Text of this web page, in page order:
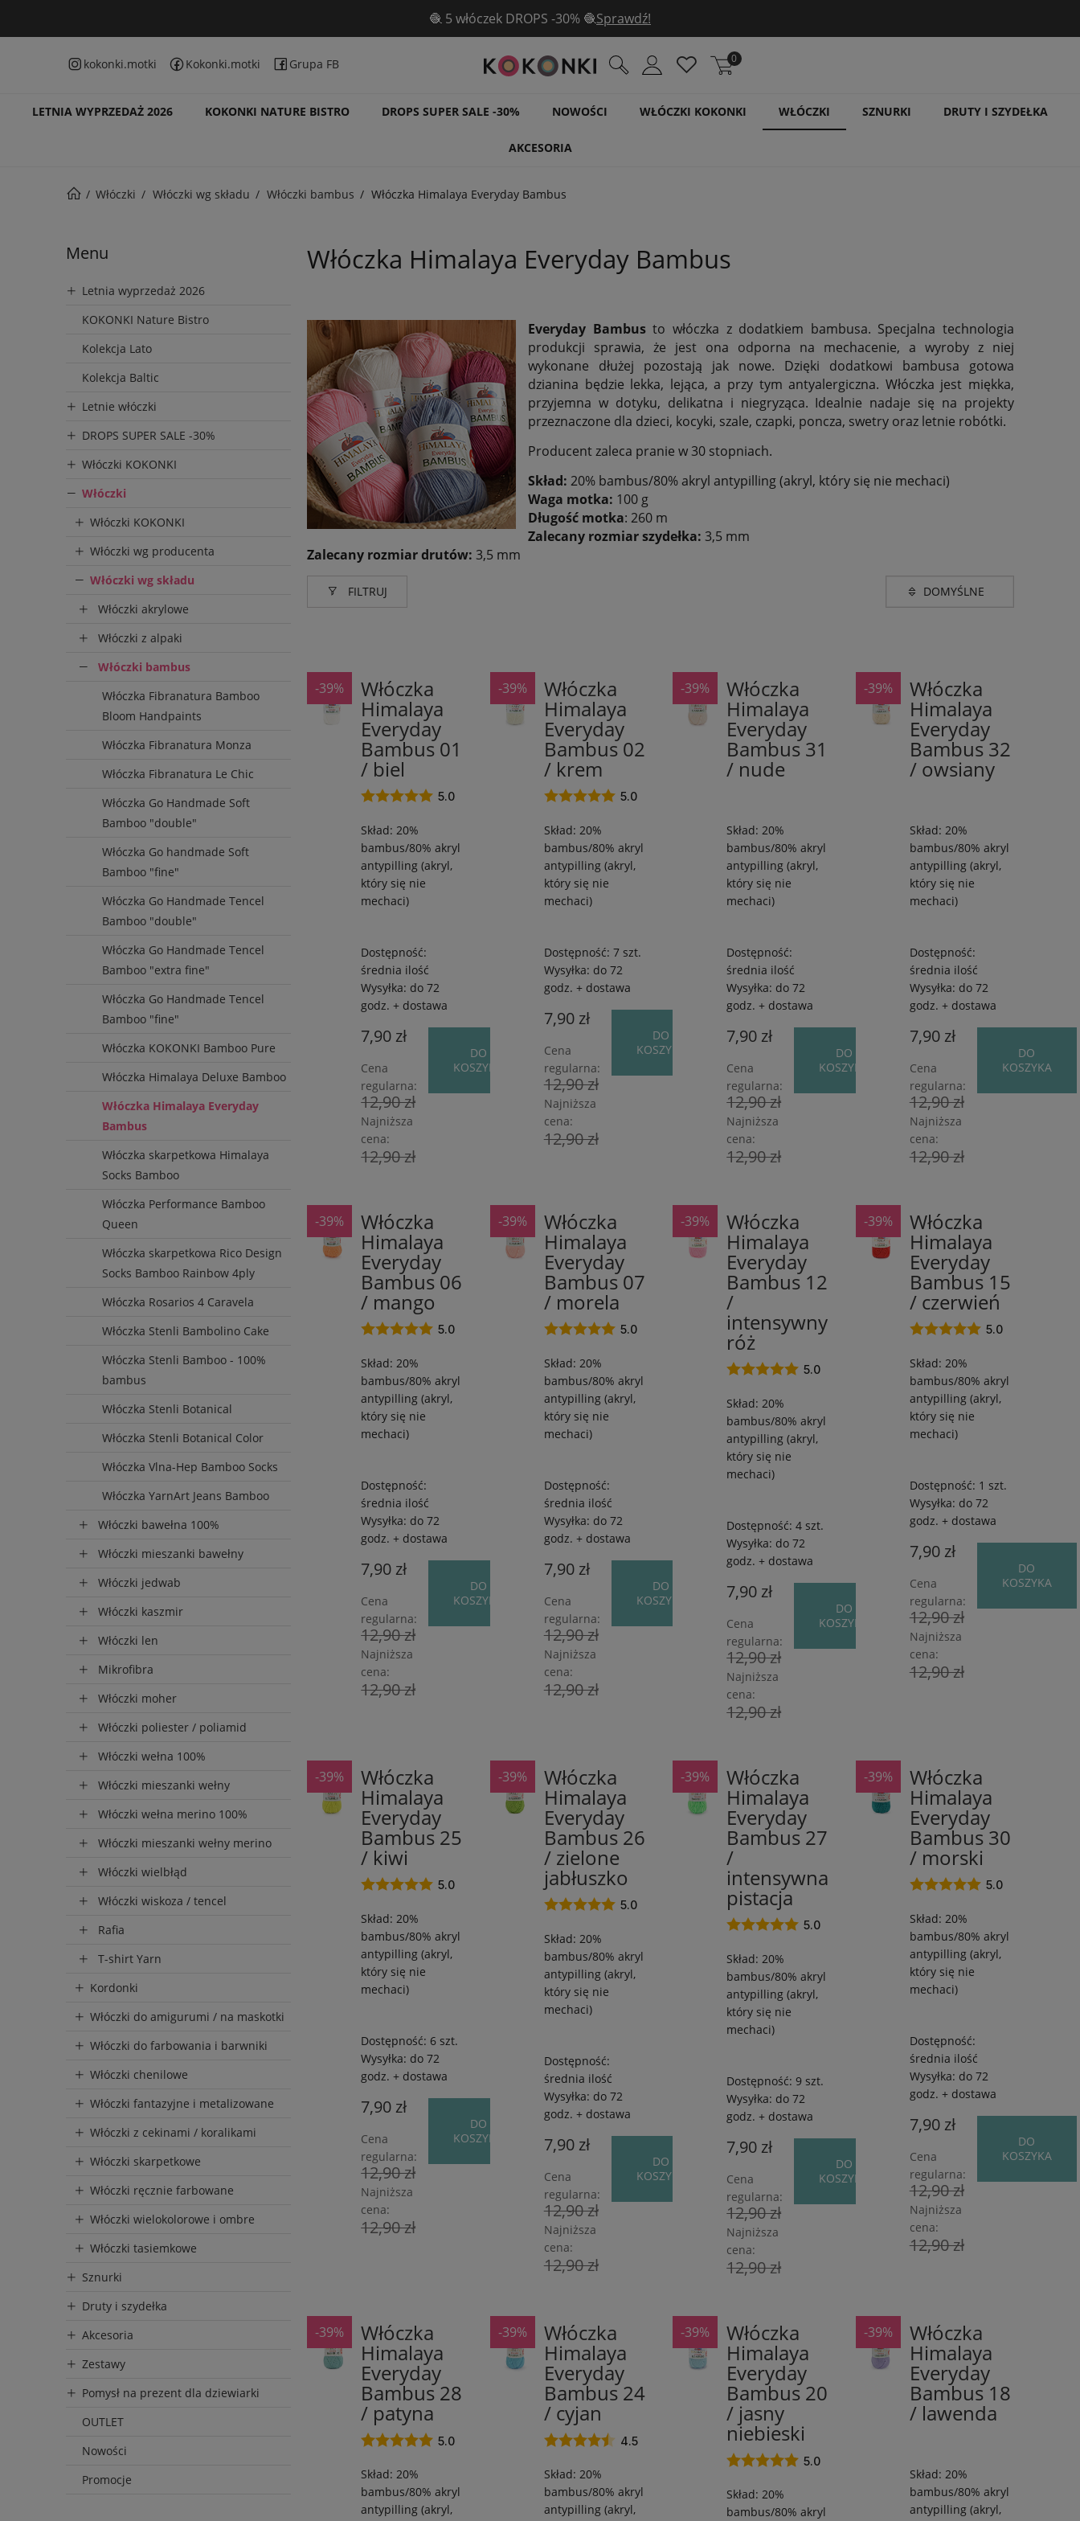
🧶 5 włóczek DROPS -30% 🧶Sprawdź!
kokonki.motki Kokonki.motki Grupa FB 0
LETNIA WYPRZEDAŻ 2026 KOKONKI NATURE BISTRO DROPS SUPER SALE -30% NOWOŚCI WŁÓCZKI KOKONKI WŁÓCZKI SZNURKI DRUTY I SZYDEŁKA
AKCESORIA
Włóczki Włóczki wg składu Włóczki bambus Włóczka Himalaya Everyday Bambus
Menu
Letnia wyprzedaż 2026
KOKONKI Nature Bistro
Kolekcja Lato
Kolekcja Baltic
Letnie włóczki
DROPS SUPER SALE -30%
Włóczki KOKONKI
Włóczki
Włóczki KOKONKI
Włóczki wg producenta
Włóczki wg składu
Włóczki akrylowe
Włóczki z alpaki
Włóczki bambus
Włóczka Fibranatura Bamboo
Bloom Handpaints
Włóczka Fibranatura Monza
Włóczka Fibranatura Le Chic
Włóczka Go Handmade Soft
Bamboo "double"
Włóczka Go handmade Soft
Bamboo "fine"
Włóczka Go Handmade Tencel
Bamboo "double"
Włóczka Go Handmade Tencel
Bamboo "extra fine"
Włóczka Go Handmade Tencel
Bamboo "fine"
Włóczka KOKONKI Bamboo Pure
Włóczka Himalaya Deluxe Bamboo
Włóczka Himalaya Everyday
Bambus
Włóczka skarpetkowa Himalaya
Socks Bamboo
Włóczka Performance Bamboo
Queen
Włóczka skarpetkowa Rico Design
Socks Bamboo Rainbow 4ply
Włóczka Rosarios 4 Caravela
Włóczka Stenli Bambolino Cake
Włóczka Stenli Bamboo - 100%
bambus
Włóczka Stenli Botanical
Włóczka Stenli Botanical Color
Włóczka Vlna-Hep Bamboo Socks
Włóczka YarnArt Jeans Bamboo
Włóczki bawełna 100%
Włóczki mieszanki bawełny
Włóczki jedwab
Włóczki kaszmir
Włóczki len
Mikrofibra
Włóczki moher
Włóczki poliester / poliamid
Włóczki wełna 100%
Włóczki mieszanki wełny
Włóczki wełna merino 100%
Włóczki mieszanki wełny merino
Włóczki wielbłąd
Włóczki wiskoza / tencel
Rafia
T-shirt Yarn
Kordonki
Włóczki do amigurumi / na maskotki
Włóczki do farbowania i barwniki
Włóczki chenilowe
Włóczki fantazyjne i metalizowane
Włóczki z cekinami / koralikami
Włóczki skarpetkowe
Włóczki ręcznie farbowane
Włóczki wielokolorowe i ombre
Włóczki tasiemkowe
Sznurki
Druty i szydełka
Akcesoria
Zestawy
Pomysł na prezent dla dziewiarki
OUTLET
Nowości
Promocje
Włóczka Himalaya Everyday Bambus
Everyday Bambusto włóczka z dodatkiem bambusa. Specjalna technologia
produkcji sprawia, że jest ona odporna na mechacenie, a wyroby z niej
wykonane dłużej pozostają jak nowe. Dzięki dodatkowi bambusa gotowa
dzianina będzie lekka, lejąca, a przy tym antyalergiczna. Włóczka jest miękka,
przyjemna w dotyku, delikatna i niegryząca. Idealnie nadaje się na projekty
przeznaczone dla dzieci, kocyki, szale, czapki, poncza, swetry oraz letnie robótki.
Producent zaleca pranie w 30 stopniach.
Skład: 20% bambus/80% akryl antypilling (akryl, który się nie mechaci)
Waga motka: 100 g
Długość motka: 260 m
Zalecany rozmiar szydełka: 3,5 mm
Zalecany rozmiar drutów: 3,5 mm
FILTRUJ
odcienie brązu i beżu(1)
odcienie czerwieni(1)
odcienie fioletu(1)
odcienie niebieskiego
odcienie szarości i
(3)
odcienie zieleni(5)
100g)
do 72 godz. + dostawa
Cena
FILTRUJ
Włóczka
Himalaya
Everyday
Bambus 01
/ biel
antypilling/20%
5.0
Skład: 20%
bambus/80% akryl
antypilling (akryl,
który się nie
mechaci)
Dostępność:
średnia ilość
Wysyłka: do 72
godz. + dostawa
7,90 zł
Cena
regularna:
12,90 zł
Najniższa
cena:
12,90 zł
DO
KOSZYKA
-39% Włóczka
Himalaya
Everyday
Bambus 02
/ krem
antypilling/20%
5.0
Skład: 20%
bambus/80% akryl
antypilling (akryl,
który się nie
mechaci)
Dostępność: 7 szt.
Wysyłka: do 72
godz. + dostawa
7,90 zł
Cena
regularna:
12,90 zł
Najniższa
cena:
12,90 zł
DO
KOSZYKA
-39% Włóczka
Himalaya
Everyday
Bambus 31
/ nude
antypilling/20%
Skład: 20%
bambus/80% akryl
antypilling (akryl,
który się nie
mechaci)
Dostępność:
średnia ilość
Wysyłka: do 72
godz. + dostawa
7,90 zł
Cena
regularna:
12,90 zł
Najniższa
cena:
12,90 zł
DO
KOSZYKA
-39% Włóczka
Himalaya
Everyday
Bambus 32
/ owsiany
Skład: 20%
bambus/80% akryl
antypilling (akryl,
który się nie
mechaci)
Dostępność:
średnia ilość
Wysyłka: do 72
godz. + dostawa
7,90 zł
Cena
regularna:
12,90 zł
Najniższa
cena:
12,90 zł
DO
KOSZYKA
-39%
Włóczka
Himalaya
Everyday
Bambus 06
/ mango
antypilling/20%
5.0
Skład: 20%
bambus/80% akryl
antypilling (akryl,
który się nie
mechaci)
Dostępność:
średnia ilość
Wysyłka: do 72
godz. + dostawa
7,90 zł
Cena
regularna:
12,90 zł
Najniższa
cena:
12,90 zł
DO
KOSZYKA
-39% Włóczka
Himalaya
Everyday
Bambus 07
/ morela
antypilling/20%
5.0
Skład: 20%
bambus/80% akryl
antypilling (akryl,
który się nie
mechaci)
Dostępność:
średnia ilość
Wysyłka: do 72
godz. + dostawa
7,90 zł
Cena
regularna:
12,90 zł
Najniższa
cena:
12,90 zł
DO
KOSZYKA
-39% Włóczka
Himalaya
Everyday
Bambus 12
/
intensywny
róż
antypilling/20%
5.0
Skład: 20%
bambus/80% akryl
antypilling (akryl,
który się nie
mechaci)
Dostępność: 4 szt.
Wysyłka: do 72
godz. + dostawa
7,90 zł
Cena
regularna:
12,90 zł
Najniższa
cena:
12,90 zł
DO
KOSZYKA
-39% Włóczka
Himalaya
Everyday
Bambus 15
/ czerwień
5.0
Skład: 20%
bambus/80% akryl
antypilling (akryl,
który się nie
mechaci)
Dostępność: 1 szt.
Wysyłka: do 72
godz. + dostawa
7,90 zł
Cena
regularna:
12,90 zł
Najniższa
cena:
12,90 zł
DO
KOSZYKA
-39%
Włóczka
Himalaya
Everyday
Bambus 25
/ kiwi
antypilling/20%
5.0
Skład: 20%
bambus/80% akryl
antypilling (akryl,
który się nie
mechaci)
Dostępność: 6 szt.
Wysyłka: do 72
godz. + dostawa
7,90 zł
Cena
regularna:
12,90 zł
Najniższa
cena:
12,90 zł
DO
KOSZYKA
-39% Włóczka
Himalaya
Everyday
Bambus 26
/ zielone
jabłuszko
antypilling/20%
5.0
Skład: 20%
bambus/80% akryl
antypilling (akryl,
który się nie
mechaci)
Dostępność:
średnia ilość
Wysyłka: do 72
godz. + dostawa
7,90 zł
Cena
regularna:
12,90 zł
Najniższa
cena:
12,90 zł
DO
KOSZYKA
-39% Włóczka
Himalaya
Everyday
Bambus 27
/
intensywna
pistacja
antypilling/20%
5.0
Skład: 20%
bambus/80% akryl
antypilling (akryl,
który się nie
mechaci)
Dostępność: 9 szt.
Wysyłka: do 72
godz. + dostawa
7,90 zł
Cena
regularna:
12,90 zł
Najniższa
cena:
12,90 zł
DO
KOSZYKA
-39% Włóczka
Himalaya
Everyday
Bambus 30
/ morski
5.0
Skład: 20%
bambus/80% akryl
antypilling (akryl,
który się nie
mechaci)
Dostępność:
średnia ilość
Wysyłka: do 72
godz. + dostawa
7,90 zł
Cena
regularna:
12,90 zł
Najniższa
cena:
12,90 zł
DO
KOSZYKA
-39%
Włóczka
Himalaya
Everyday
Bambus 28
/ patyna
antypilling/20%
5.0
Skład: 20%
bambus/80% akryl
antypilling (akryl,
-39% Włóczka
Himalaya
Everyday
Bambus 24
/ cyjan
antypilling/20%
4.5
Skład: 20%
bambus/80% akryl
antypilling (akryl,
-39% Włóczka
Himalaya
Everyday
Bambus 20
/ jasny
niebieski
antypilling/20%
5.0
Skład: 20%
bambus/80% akryl
-39% Włóczka
Himalaya
Everyday
Bambus 18
/ lawenda
Skład: 20%
bambus/80% akryl
antypilling (akryl,
-39%